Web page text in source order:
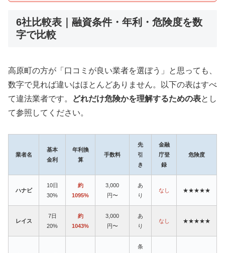
6社比較表｜融資条件・年利・危険度を数
字で比較
高原町の方が「口コミが良い業者を選ぼう」と思っても、
数字で見れば違いはほとんどありません。以下の表はすべ
て違法業者です。
どれだけ危険かを理解するための表とし
て参照してください。
業者名
基本
金利
年利換
算
手数料
先
引
き
金融
庁登
録
危険度
ハナビ
10日
30%
約
1095%
3,000
円〜
あ
り
なし ★★★★★
レイス
7日
20%
約
1043%
3,000
円〜
あ
り
なし ★★★★★
条